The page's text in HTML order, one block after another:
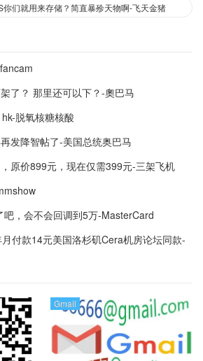
们就用来存储？简直暴殄天物啊-飞天金猪
了？ 那里还可以下？-奧巴马
脱氧核糖核酸
发降智帖了-美国总统奥巴马
原价899元，现在仅需399元-三架飞机
吧，会不会回调到5万-MasterCard
付款14元美国洛杉矶Cera机房论坛同款-
Gmail